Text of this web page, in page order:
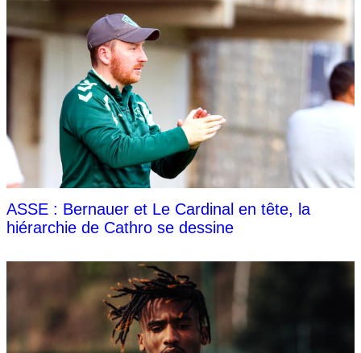
ASSE : Bernauer et Le Cardinal en tête, la
hiérarchie de Cathro se dessine